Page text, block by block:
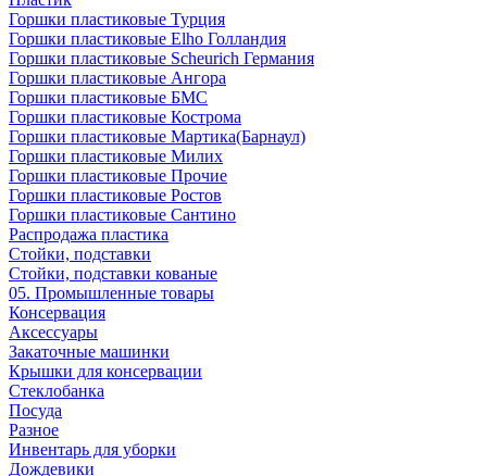
Горшки пластиковые Турция
Горшки пластиковые Elho Голландия
Горшки пластиковые Scheuriсh Германия
Горшки пластиковые Ангора
Горшки пластиковые БМС
Горшки пластиковые Кострома
Горшки пластиковые Мартика(Барнаул)
Горшки пластиковые Милих
Горшки пластиковые Прочие
Горшки пластиковые Ростов
Горшки пластиковые Сантино
Распродажа пластика
Стойки, подставки
Стойки, подставки кованые
05. Промышленные товары
Консервация
Аксессуары
Закаточные машинки
Крышки для консервации
Стеклобанка
Посуда
Разное
Инвентарь для уборки
Дождевики